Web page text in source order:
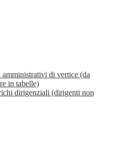
amministrativi di vertice (da
in tabelle)
dirigenziali (dirigenti non